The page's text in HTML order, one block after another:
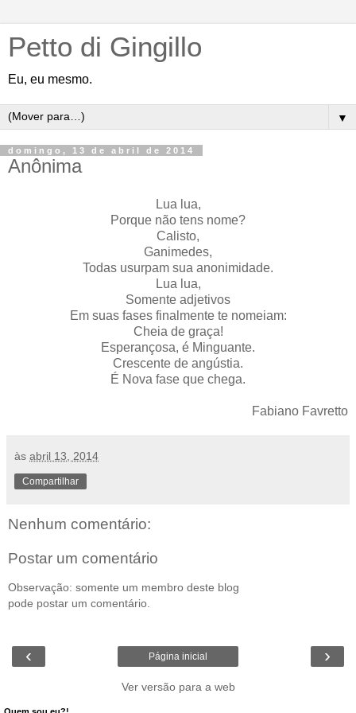
Petto di Gingillo
Eu, eu mesmo.
▼
domingo, 13 de abril de 2014
Anônima
Lua lua,
Porque não tens nome?
Calisto,
Ganimedes,
Todas usurpam sua anonimidade.
Lua lua,
Somente adjetivos
Em suas fases finalmente te nomeiam:
Cheia de graça!
Esperançosa, é Minguante.
Crescente de angústia.
É Nova fase que chega.
Fabiano Favretto
às abril 13, 2014
Compartilhar
Nenhum comentário:
Postar um comentário
Observação: somente um membro deste blog
pode postar um comentário.
‹ ›
Página inicial
Ver versão para a web